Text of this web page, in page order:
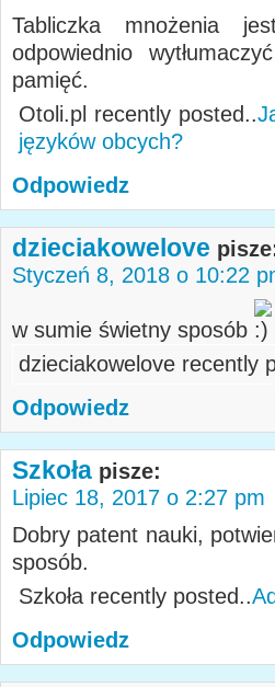
Tabliczka mnożenia
odpowiednio
pamięć.
Otoli.pl recently posted..
języków obcych?
Odpowiedz
dzieciakowelove
Styczeń 8, 2018 o 10:22
w sumie świetny sposób
dzieciakowelove recently
Odpowiedz
Szkoła pisze:
Lipiec 18, 2017 o 2:27 pm
Dobry patent nauki,
sposób.
Szkoła recently posted..
Odpowiedz